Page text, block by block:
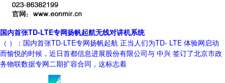
国内首张TD-LTE专网扬帆起航无线对讲机系统
（ ）：国内首张TD-LTE专网扬帆起航 正当人们为TD- LTE 体验网启动
而愉悦的时候，近日首都信息进展股份有限公司与 中兴 签订了北京市政
务物联数据专网二期扩容合同，这标志着